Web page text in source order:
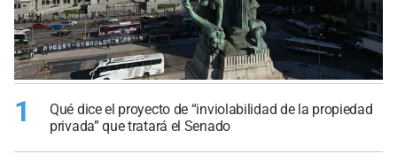
1
Qué dice el proyecto de “inviolabilidad de la propiedad
privada” que tratará el Senado